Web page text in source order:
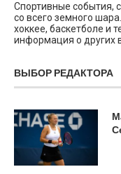
Спортивные события,
со всего земного
хоккее, баскетболе и
информация о других
ВЫБОР РЕДАКТОРА